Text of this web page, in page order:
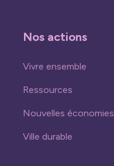
Nos actions
Vivre ensemble
Ressources
Nouvelles économies
Ville durable